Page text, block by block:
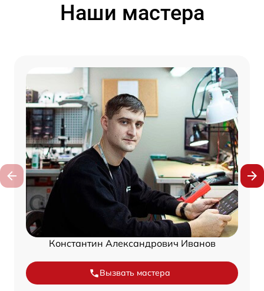
Наши мастера
Константин Александрович Иванов
Вызвать мастера